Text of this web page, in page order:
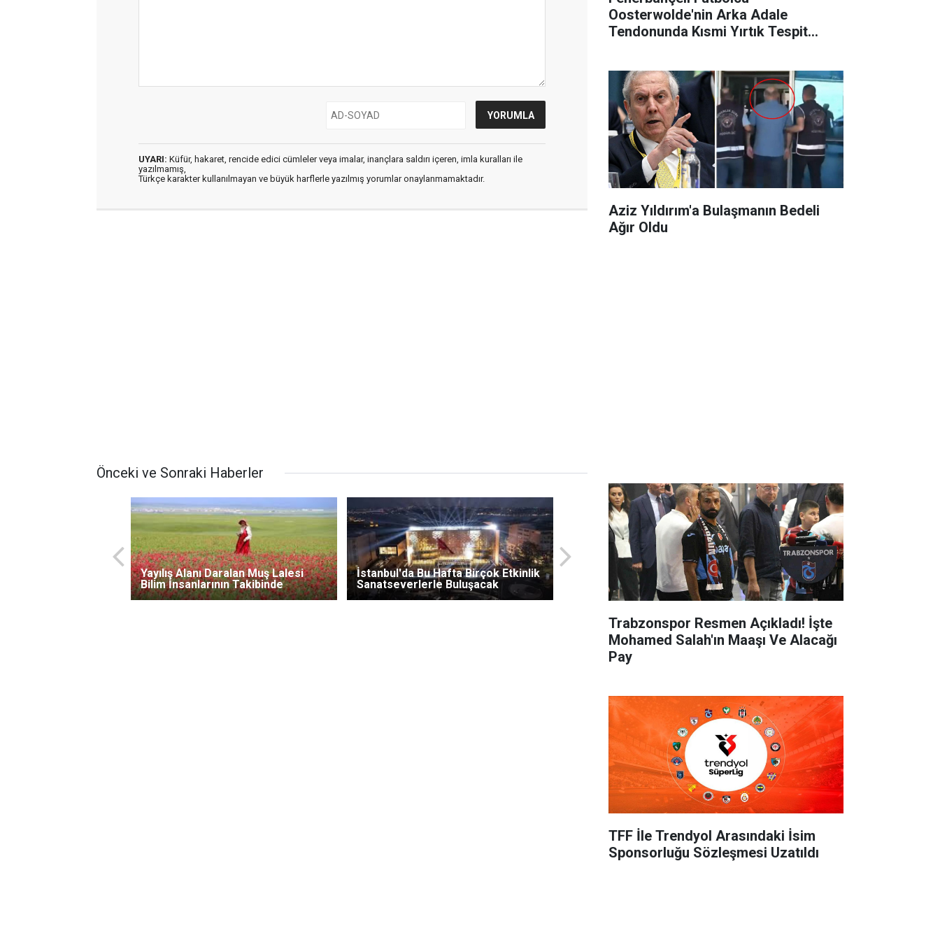
UYARI: Küfür, hakaret, rencide edici cümleler veya imalar, inançlara saldırı içeren, imla kuralları ile
yazılmamış,
Türkçe karakter kullanılmayan ve büyük harflerle yazılmış yorumlar onaylanmamaktadır.
Önceki ve Sonraki Haberler
Yayılış Alanı Daralan Muş Lalesi
Bilim İnsanlarının Takibinde
İstanbul'da Bu Hafta Birçok Etkinlik
Sanatseverlerle Buluşacak
Oosterwolde'nin Arka Adale
Tendonunda Kısmi Yırtık Tespit
Aziz Yıldırım'a Bulaşmanın Bedeli
Ağır Oldu
Trabzonspor Resmen Açıkladı! İşte
Mohamed Salah'ın Maaşı Ve Alacağı
Pay
TFF İle Trendyol Arasındaki İsim
Sponsorluğu Sözleşmesi Uzatıldı